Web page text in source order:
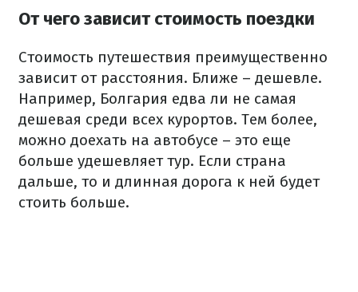
От чего зависит стоимость поездки
Стоимость путешествия преимущественно
зависит от расстояния. Ближе – дешевле.
Например, Болгария едва ли не самая
дешевая среди всех курортов. Тем более,
можно доехать на автобусе – это еще
больше удешевляет тур. Если страна
дальше, то и длинная дорога к ней будет
стоить больше.